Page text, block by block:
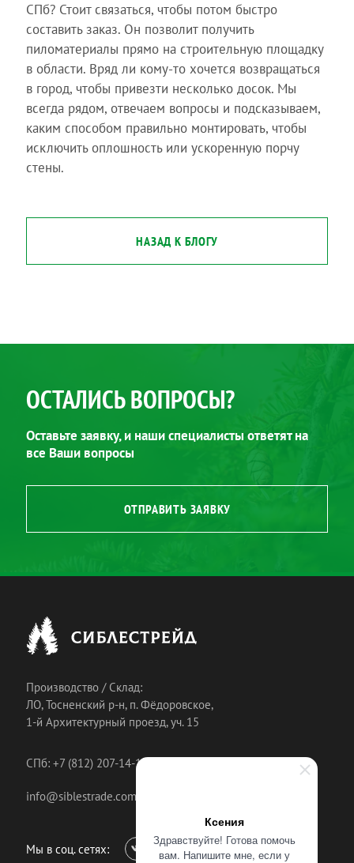
Ксения
Здравствуйте! Готова помочь
вам. Напишите мне, если у
СПб? Стоит связаться, чтобы потом быстро
составить заказ. Он позволит получить
пиломатериалы прямо на строительную площадку
в области. Вряд ли кому-то хочется возвращаться
в город, чтобы привезти несколько досок. Мы
всегда рядом, отвечаем вопросы и подсказываем,
каким способом правильно монтировать, чтобы
исключить оплошность или ускоренную порчу
стены.
НАЗАД К БЛОГУ
ОСТАЛИСЬ ВОПРОСЫ?
Оставьте заявку, и наши специалисты ответят на
все Ваши вопросы
ОТПРАВИТЬ ЗАЯВКУ
Производство / Склад:
ЛО, Тосненский р-н, п. Фёдоровское,
1-й Архитектурный проезд, уч. 15
СПб: +7 (812) 207-14-18
info@siblestrade.com
Мы в соц. сетях: